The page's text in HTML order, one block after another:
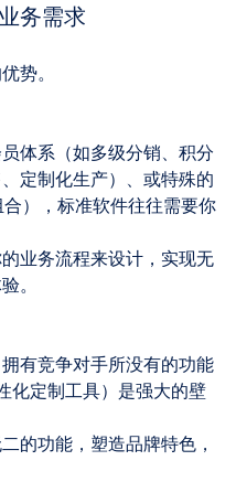
务需求
势。
体系（如多级分销、积分
定制化生产）、或特殊的
），标准软件往往需要你
业务流程来设计，实现无
。
有竞争对手所没有的功能
化定制工具）是强大的壁
的功能，塑造品牌特色，